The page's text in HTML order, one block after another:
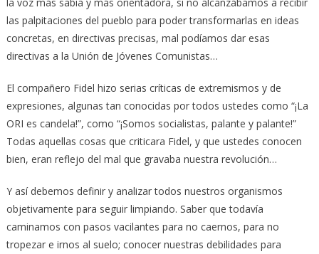
las palpitaciones del pueblo para poder transformarlas en ideas
concretas, en directivas precisas, mal podíamos dar esas
directivas a la Unión de Jóvenes Comunistas…
El compañero Fidel hizo serias críticas de extremismos y de
expresiones, algunas tan conocidas por todos ustedes como “¡La
ORI es candela!”, como “¡Somos socialistas, palante y palante!”
Todas aquellas cosas que criticara Fidel, y que ustedes conocen
bien, eran reflejo del mal que gravaba nuestra revolución…
Y así debemos definir y analizar todos nuestros organismos
objetivamente para seguir limpiando. Saber que todavía
caminamos con pasos vacilantes para no caernos, para no
tropezar e irnos al suelo; conocer nuestras debilidades para